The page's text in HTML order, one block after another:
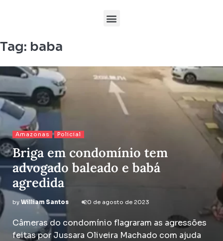
Tag: baba
Amazonas Policial
Briga em condomínio tem
advogado baleado e babá
agredida
by William Santos 20 de agosto de 2023
Câmeras do condomínio flagraram as agressões
feitas por Jussara Oliveira Machado com ajuda